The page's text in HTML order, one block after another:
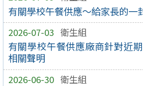
有關學校午餐供應～給家長的一
2026-07-03 衛生組
有關學校午餐供應廠商針對近
相關聲明
2026-06-30 衛生組